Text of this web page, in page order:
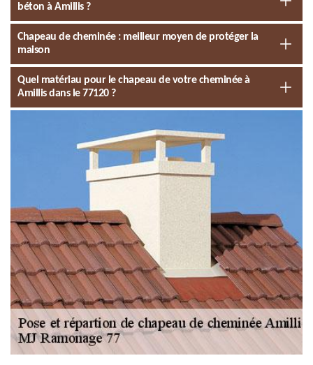
béton à Amillis ?
Chapeau de cheminée : meilleur moyen de protéger la
maison
Quel matériau pour le chapeau de votre cheminée à
Amillis dans le 77120 ?